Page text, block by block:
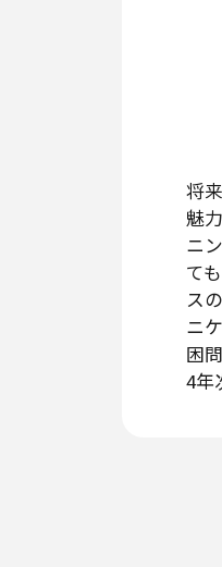
将
魅
ニ
て
ス
ニ
困
4年